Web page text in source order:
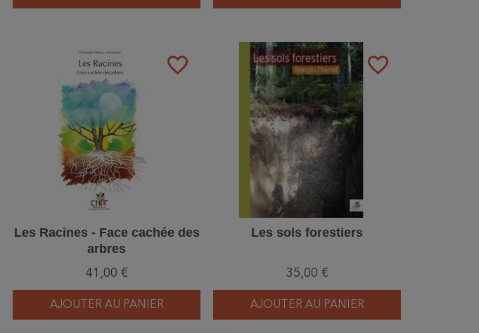
favorite_border
Les Racines - Face cachée des
arbres
41,00 €
AJOUTER AU PANIER
favorite_border
Les sols forestiers
35,00 €
AJOUTER AU PANIER